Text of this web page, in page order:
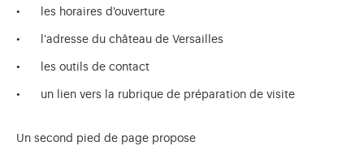
les horaires d'ouverture
l'adresse du château de Versailles
les outils de contact
un lien vers la rubrique de préparation de visite
Un second pied de page propose